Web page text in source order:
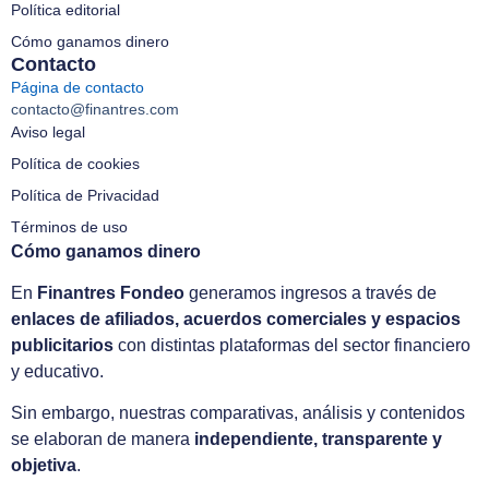
Política editorial
Cómo ganamos dinero
Contacto
Página de contacto
contacto@finantres.com
Aviso legal
Política de cookies
Política de Privacidad
Términos de uso
Cómo ganamos dinero
En Finantres Fondeo generamos ingresos a través de
enlaces de afiliados, acuerdos comerciales y espacios
publicitarios con distintas plataformas del sector financiero
y educativo.
Sin embargo, nuestras comparativas, análisis y contenidos
se elaboran de manera independiente, transparente y
objetiva.